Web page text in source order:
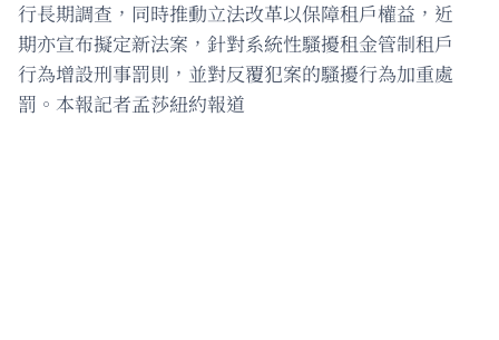
行長期調查，同時推動立法改革以保障租戶權益，近
期亦宣布擬定新法案，針對系統性騷擾租金管制租戶
行為增設刑事罰則，並對反覆犯案的騷擾行為加重處
罰。本報記者孟莎紐約報道